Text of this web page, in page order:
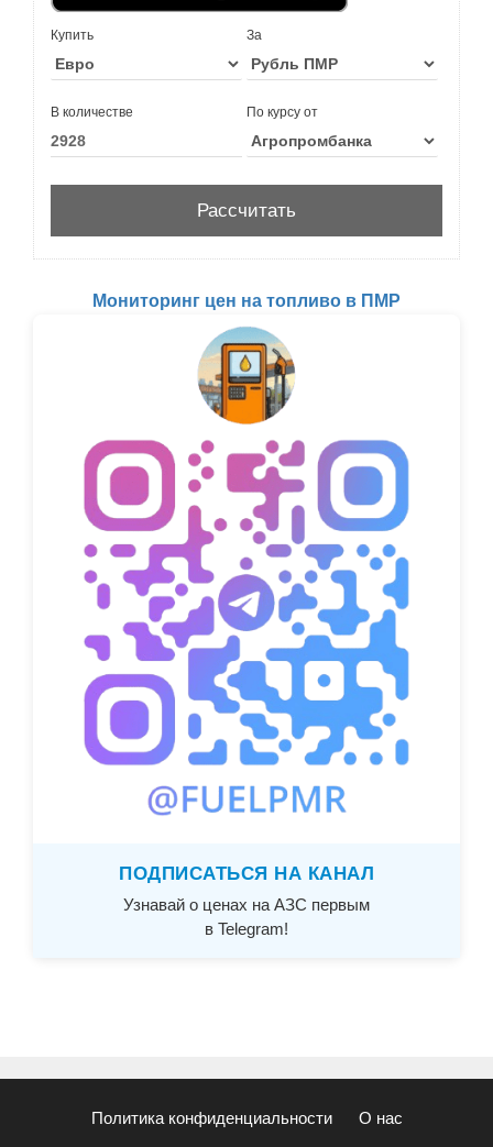
Купить За
В количестве По курсу от
Мониторинг цен на топливо в ПМР
ПОДПИСАТЬСЯ НА КАНАЛ
Узнавай о ценах на АЗС первым
в Telegram!
Политика конфиденциальности О нас